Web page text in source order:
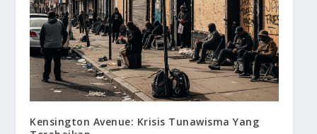
Kensington Avenue: Krisis Tunawisma Yang